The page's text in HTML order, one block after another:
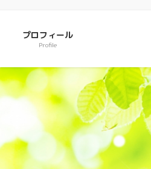
プロフィール
Profile